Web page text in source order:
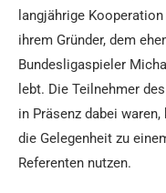
langjährige
ihrem Gründer, dem
Bundesligaspieler
lebt. Die Teilnehmer
in Präsenz dabei
die Gelegenheit zu
Referenten nutzen.